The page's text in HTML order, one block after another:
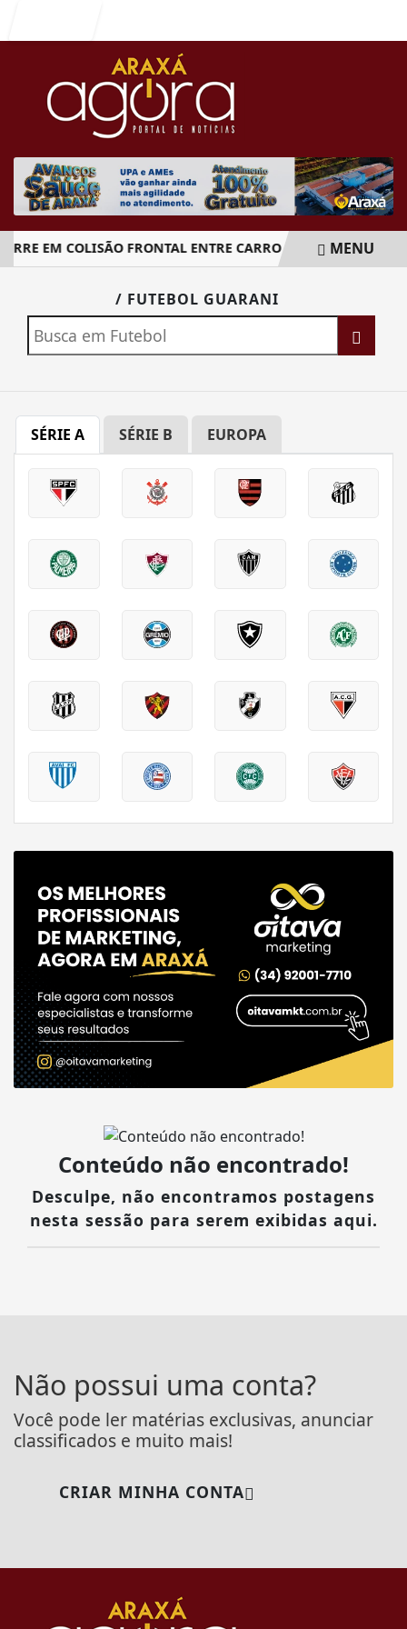
EM COLISÃO FRONTAL ENTRE CARRO E CAMINHÃO NA
MENU
/ FUTEBOL GUARANI
SÉRIE A SÉRIE B EUROPA
Conteúdo não encontrado!
Desculpe, não encontramos postagens
nesta sessão para serem exibidas aqui.
Não possui uma conta?
Você pode ler matérias exclusivas, anunciar
classificados e muito mais!
CRIAR MINHA CONTA